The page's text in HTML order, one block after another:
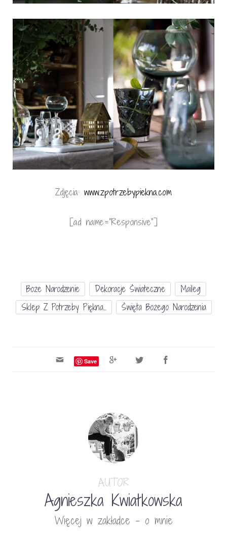
Zdjęcia: www.zpotrzebypiekna.com
[ad name=”Responsive”]
Boże Narodzenie Dekoracje Świateczne
Maileg
Sklep Z Potrzeby Piękna...
Święta Bożego Narodzenia
Save
AUTOR
Agnieszka Kwiatkowska
Więcej w zakładce - o mnie